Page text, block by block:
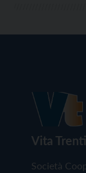
Vita
Società